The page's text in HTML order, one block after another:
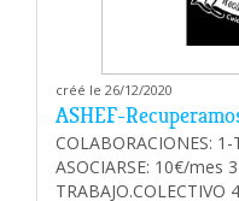
créé le 26/12/2020
ASHEF-
COLABORACIONES:
ASOCIARSE: 10€/mes
TRABAJO.COLECTIVO